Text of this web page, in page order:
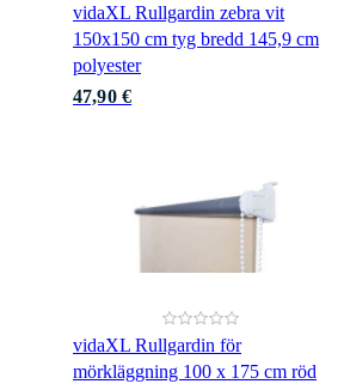
vidaXL Rullgardin zebra vit
150x150 cm tyg bredd 145,9 cm
polyester
47,90 €
vidaXL Rullgardin för
mörkläggning 100 x 175 cm röd